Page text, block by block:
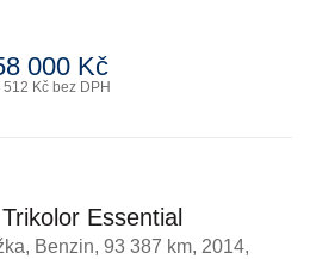
000 Kč
Kč bez DPH
Essential
, Benzin, 93 387 km, 2014,